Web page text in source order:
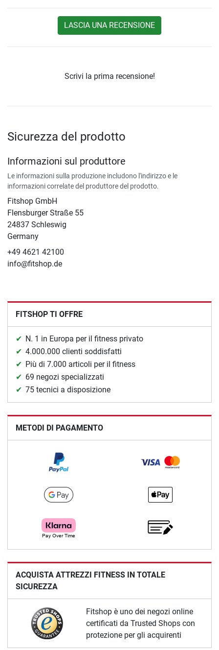
LASCIA UNA RECENSIONE
Scrivi la prima recensione!
Sicurezza del prodotto
Informazioni sul produttore
Le informazioni sulla produzione includono l'indirizzo e le
informazioni correlate del produttore del prodotto.
Fitshop GmbH
Flensburger Straße 55
24837 Schleswig
Germany
+49 4621 42100
info@fitshop.de
FITSHOP TI OFFRE
N. 1 in Europa per il fitness privato
4.000.000 clienti soddisfatti
Più di 7.000 articoli per il fitness
69 negozi specializzati
75 tecnici a disposizione
METODI DI PAGAMENTO
ACQUISTA ATTREZZI FITNESS IN TOTALE
SICUREZZA
Fitshop è uno dei negozi online
certificati da Trusted Shops con
protezione per gli acquirenti